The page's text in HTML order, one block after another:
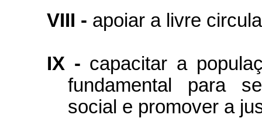
VIII - apoiar a livre
IX - capacitar a
fundamental para
social e promover a